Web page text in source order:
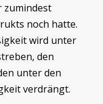
zumindest
noch hatte.
wird unter
den
unter den
verdrängt.